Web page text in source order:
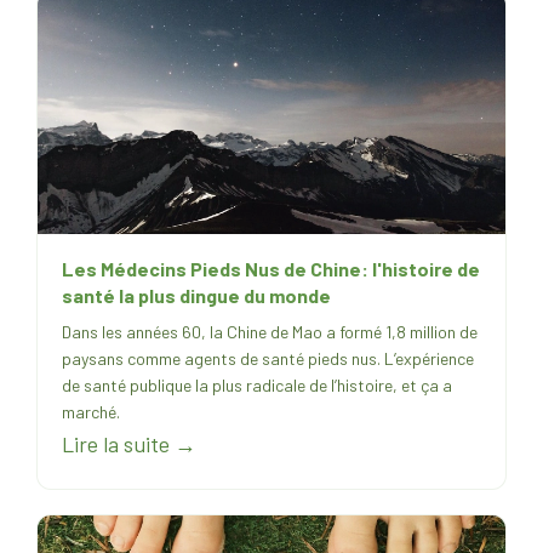
Les Médecins Pieds Nus de Chine: l'histoire de
santé la plus dingue du monde
Dans les années 60, la Chine de Mao a formé 1,8 million de
paysans comme agents de santé pieds nus. L’expérience
de santé publique la plus radicale de l’histoire, et ça a
marché.
Lire la suite →